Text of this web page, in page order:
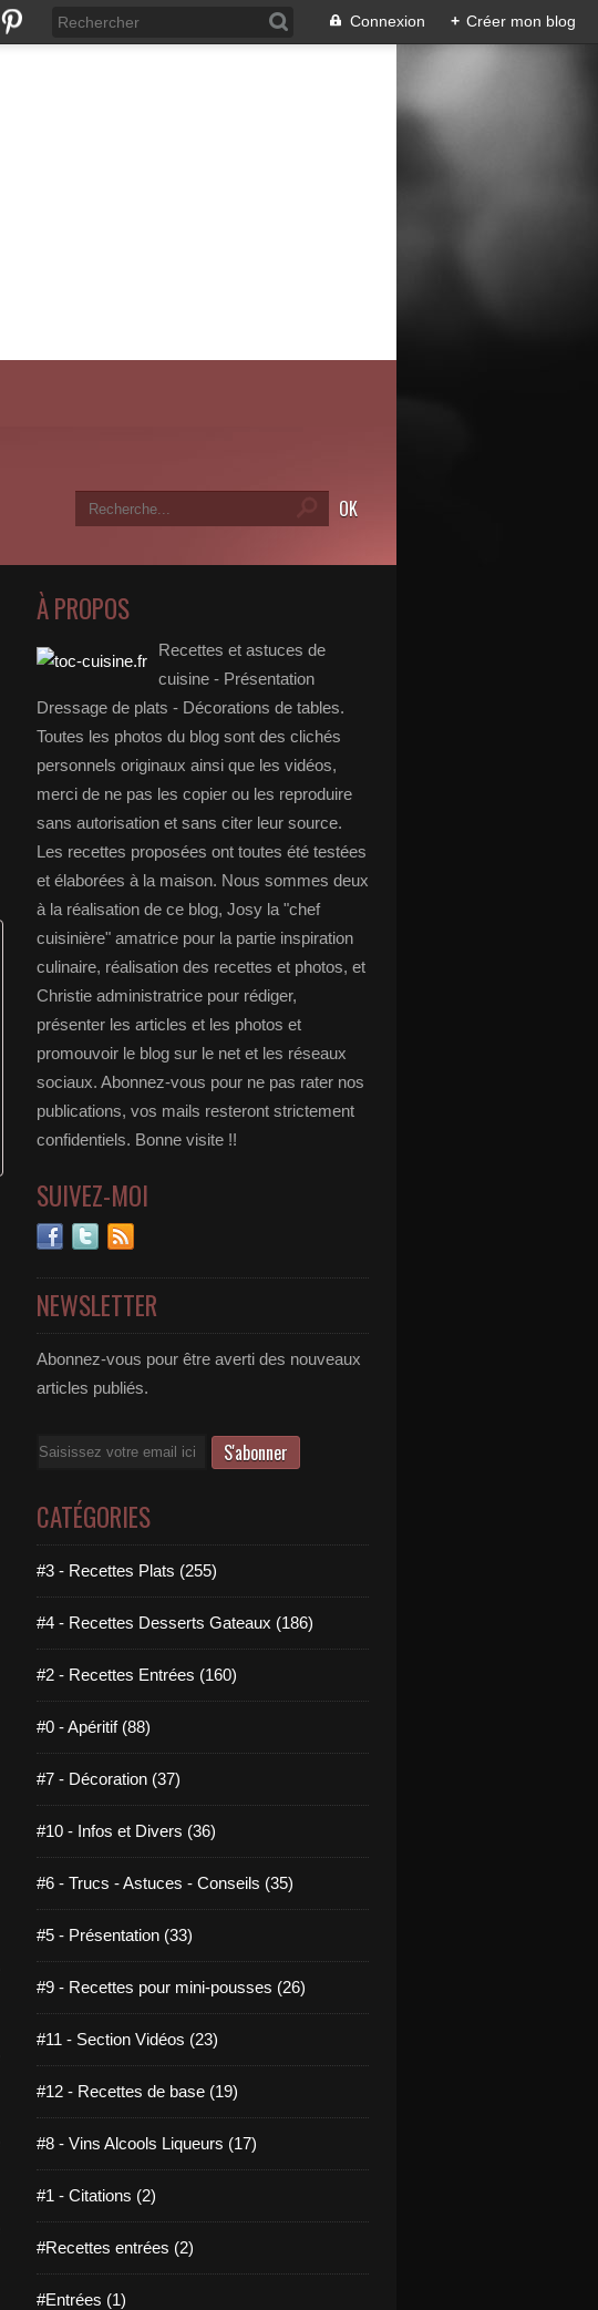
Connexion + Créer mon blog
À PROPOS
Recettes et astuces de
cuisine - Présentation
Dressage de plats - Décorations de tables.
Toutes les photos du blog sont des clichés
personnels originaux ainsi que les vidéos,
merci de ne pas les copier ou les reproduire
sans autorisation et sans citer leur source.
Les recettes proposées ont toutes été testées
et élaborées à la maison. Nous sommes deux
à la réalisation de ce blog, Josy la "chef
cuisinière" amatrice pour la partie inspiration
culinaire, réalisation des recettes et photos, et
Christie administratrice pour rédiger,
présenter les articles et les photos et
promouvoir le blog sur le net et les réseaux
sociaux. Abonnez-vous pour ne pas rater nos
publications, vos mails resteront strictement
confidentiels. Bonne visite !!
SUIVEZ-MOI
NEWSLETTER
Abonnez-vous pour être averti des nouveaux
articles publiés.
Email
CATÉGORIES
#3 - Recettes Plats (255)
#4 - Recettes Desserts Gateaux (186)
#2 - Recettes Entrées (160)
#0 - Apéritif (88)
#7 - Décoration (37)
#10 - Infos et Divers (36)
#6 - Trucs - Astuces - Conseils (35)
#5 - Présentation (33)
#9 - Recettes pour mini-pousses (26)
#11 - Section Vidéos (23)
#12 - Recettes de base (19)
#8 - Vins Alcools Liqueurs (17)
#1 - Citations (2)
#Recettes entrées (2)
#Entrées (1)